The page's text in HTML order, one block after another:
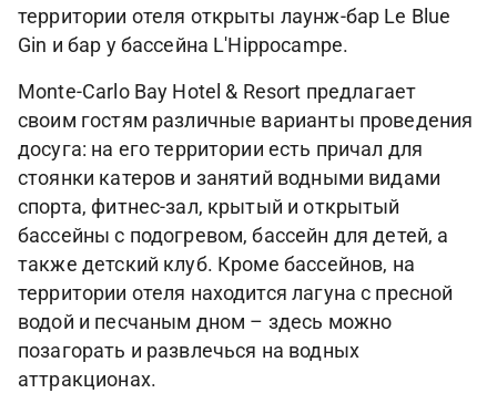
территории отеля открыты лаунж-бар Le Blue
Gin и бар у бассейна L'Hippocampe.
Monte-Carlo Bay Hotel & Resort предлагает
своим гостям различные варианты проведения
досуга: на его территории есть причал для
стоянки катеров и занятий водными видами
спорта, фитнес-зал, крытый и открытый
бассейны с подогревом, бассейн для детей, а
также детский клуб. Кроме бассейнов, на
территории отеля находится лагуна с пресной
водой и песчаным дном – здесь можно
позагорать и развлечься на водных
аттракционах.